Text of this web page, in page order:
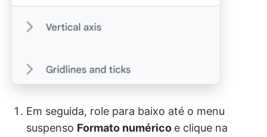
Em seguida, role para baixo até o menu
suspenso Formato numérico e clique na